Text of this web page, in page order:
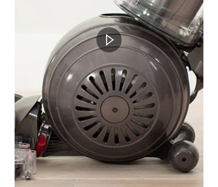
Ouvrir
la
transcription